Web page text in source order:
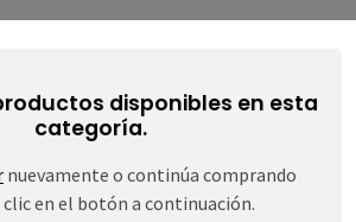
disponibles en esta
categoría.
nuevamente o continúa comprando
clic en el botón a continuación.